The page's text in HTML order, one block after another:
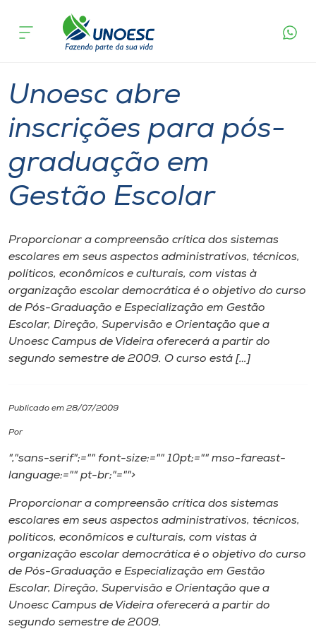
Cursos
Pesquisa
Atendimento ao Estudante
Portal de Ensino
A
Internacionalização
I.nova
Cultura
CPA
Biblioteca
Editora
Rádio
acontece
Unoesc abre
inscrições para pós-
graduação em
Gestão Escolar
Proporcionar a compreensão crítica dos sistemas
escolares em seus aspectos administrativos, técnicos,
políticos, econômicos e culturais, com vistas à
organização escolar democrática é o objetivo do curso
de Pós-Graduação e Especialização em Gestão
Escolar, Direção, Supervisão e Orientação que a
Unoesc Campus de Videira oferecerá a partir do
segundo semestre de 2009. O curso está […]
Publicado em 28/07/2009
Por
","sans-serif";="" font-size:="" 10pt;="" mso-fareast-
language:="" pt-br;"="">
Proporcionar a compreensão crítica dos sistemas
escolares em seus aspectos administrativos, técnicos,
políticos, econômicos e culturais, com vistas à
organização escolar democrática é o objetivo do curso
de Pós-Graduação e Especialização em Gestão
Escolar, Direção, Supervisão e Orientação que a
Unoesc Campus de Videira oferecerá a partir do
segundo semestre de 2009.